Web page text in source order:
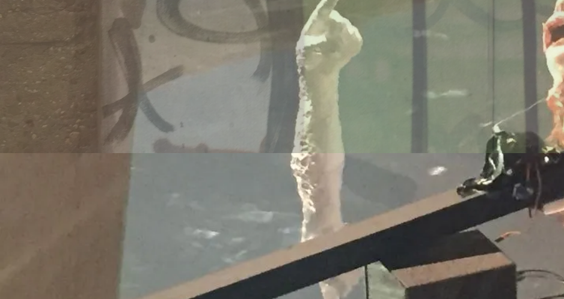
Migrationsmodelle Spanien vs
https://www.falter.at/zeitung/
wei-modelle-fuer-migration-in-
Veröffentlicht am vonRaimund Löw
weiterlesen...